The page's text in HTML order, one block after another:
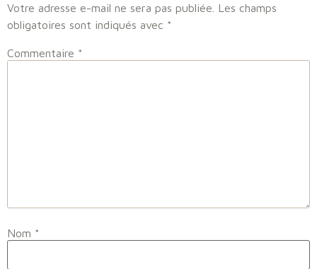
Votre adresse e-mail ne sera pas publiée. Les champs
obligatoires sont indiqués avec *
Commentaire *
Nom *